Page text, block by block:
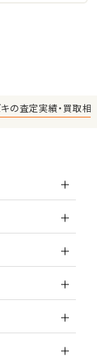
の査定実績・買取相